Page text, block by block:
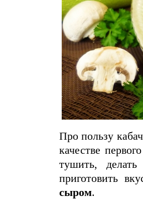
Про пользу
качестве
тушить,
приготовить
сыром.